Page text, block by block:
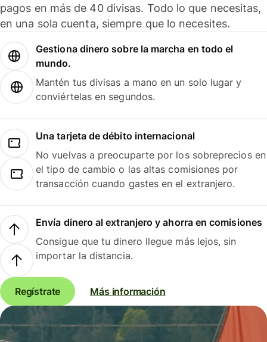
pagos en más de 40 divisas. Todo lo que necesitas,
en una sola cuenta, siempre que lo necesites.
Gestiona dinero sobre la marcha en todo el
mundo.
Mantén tus divisas a mano en un solo lugar y
conviértelas en segundos.
Una tarjeta de débito internacional
No vuelvas a preocuparte por los sobreprecios en
el tipo de cambio o las altas comisiones por
transacción cuando gastes en el extranjero.
Envía dinero al extranjero y ahorra en comisiones
Consigue que tu dinero llegue más lejos, sin
importar la distancia.
Regístrate Más información